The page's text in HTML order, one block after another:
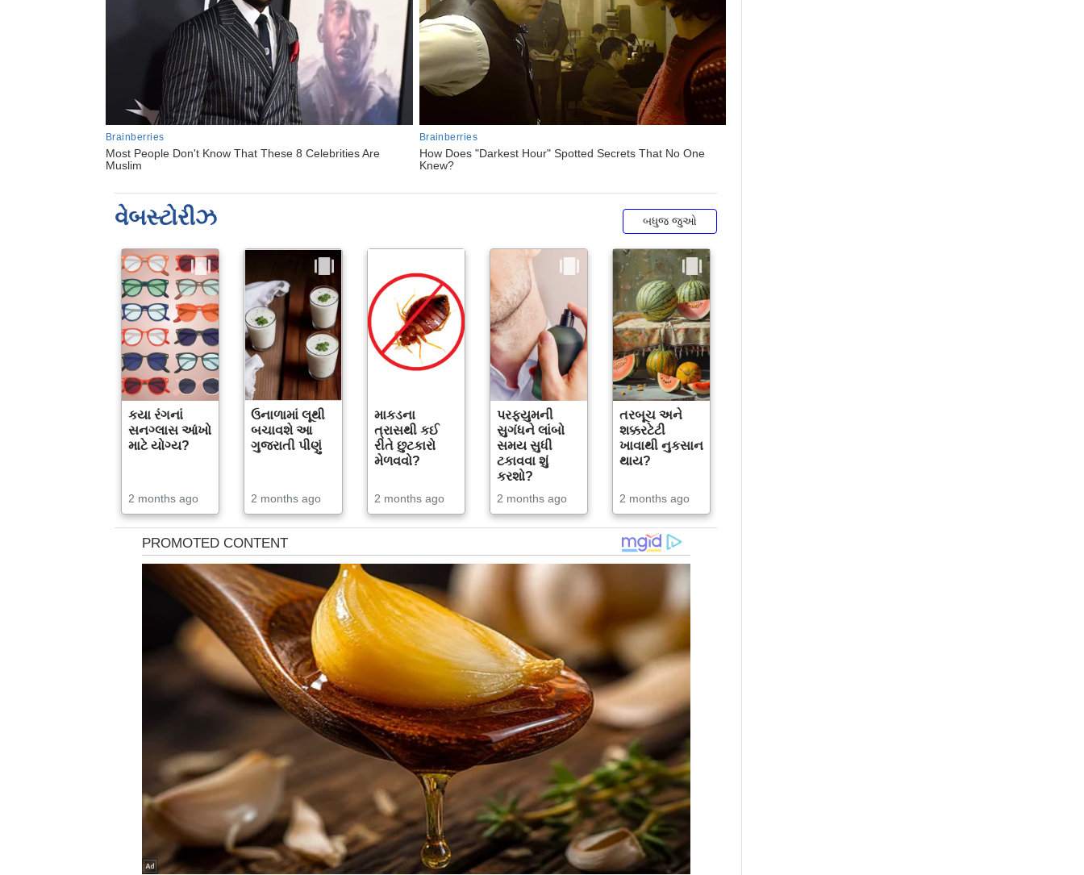
વેબસ્ટોરીઝ બધુજ જુઓ
કયા રંગનાં
સનગ્લાસ આંખો
માટે યોગ્ય?
2 months ago
ઉનાળામાં લૂથી
બચાવશે આ
ગુજરાતી પીણું
2 months ago
માકડના
ત્રાસથી કઈ
રીતે છુટકારો
મેળવવો?
2 months ago
પરફ્યુમની
સુગંધને લાંબો
સમય સુધી
ટકાવવા શું
કરશો?
2 months ago
તરબૂચ અને
શક્કરટેટી
ખાવાથી નુકસાન
થાય?
2 months ago